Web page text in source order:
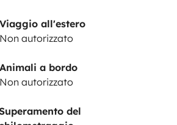
Viaggio all'estero
Non autorizzato
a bordo
Non autorizzato
del